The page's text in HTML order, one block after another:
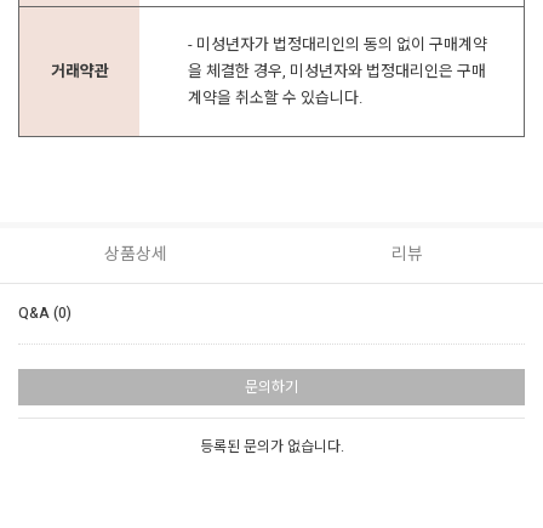
거래약관
- 미성년자가 법정대리인의 동의 없이 구매계약
을 체결한 경우, 미성년자와 법정대리인은 구매
계약을 취소할 수 있습니다.
상품상세 리뷰
Q&A (0)
문의하기
등록된 문의가 없습니다.